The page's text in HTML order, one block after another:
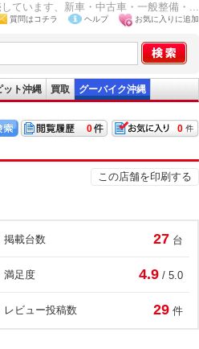
ています、新車・中古車・一般整備・...
質問はコチラ ヘルプ お気に入りに追加
ット沖縄 買取 グーバイク沖縄
0
0
この店舗を印刷する
掲載台数 27 台
満足度 4.9 / 5.0
レビュー投稿数 29 件